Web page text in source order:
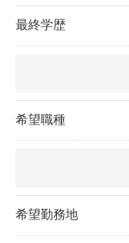
最終学歴
希望職種
希望勤務地